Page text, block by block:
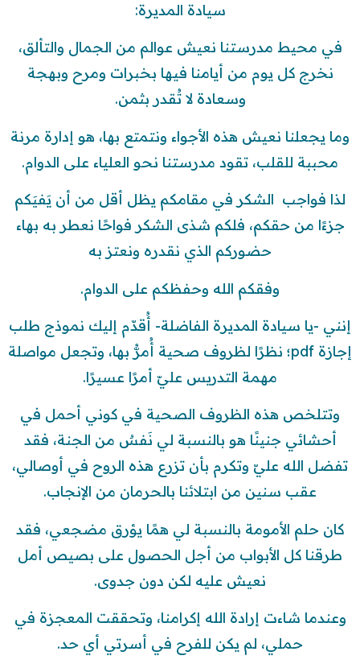
سيادة المديرة:
في محيط مدرستنا نعيش عوالم من الجمال والتألق،
نخرج كل يوم من أيامنا فيها بخبرات ومرح وبهجة
وسعادة لا تُقدر بثمن.
وما يجعلنا نعيش هذه الأجواء ونتمتع بها، هو إدارة مرنة
محببة للقلب، تقود مدرستنا نحو العلياء على الدوام.
لذا فواجب الشكر في مقامكم يظل أقل من أن يَفيَكم
جزءًا من حقكم، فلكم شذى الشكر فواحًا نعطر به بهاء
حضوركم الذي نقدره ونعتز به
وفقكم الله وحفظكم على الدوام.
إنني -يا سيادة المديرة الفاضلة- أُقدّم إليك نموذج طلب
إجازة pdf؛ نظرًا لظروف صحية أُمرُّ بها، وتجعل مواصلة
مهمة التدريس عليّ أمرًا عسيرًا.
وتتلخص هذه الظروف الصحية في كوني أحمل في
أحشائي جنينًا هو بالنسبة لي نَفسٌ من الجنة، فقد
تفضل الله عليّ وتكرم بأن تزرع هذه الروح في أوصالي،
عقب سنين من ابتلائنا بالحرمان من الإنجاب.
كان حلم الأمومة بالنسبة لي همًا يؤرق مضجعي، فقد
طرقنا كل الأبواب من أجل الحصول على بصيص أمل
نعيش عليه لكن دون جدوى.
وعندما شاءت إرادة الله إكرامنا، وتحققت المعجزة في
حملي، لم يكن للفرح في أسرتي أي حد.